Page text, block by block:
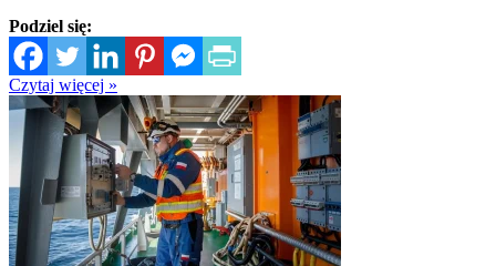
Podziel się:
Czytaj więcej »